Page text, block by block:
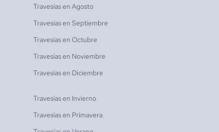
Travesías en Agosto
Travesías en Septiembre
Travesías en Octubre
Travesías en Noviembre
Travesías en Diciembre
Travesías en Invierno
Travesías en Primavera